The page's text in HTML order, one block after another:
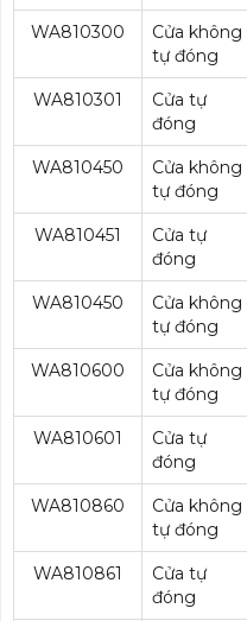
WA810300
Cửa không
tự đóng
WA810301
Cửa tự
đóng
WA810450
Cửa không
tự đóng
WA810451
Cửa tự
đóng
WA810450
Cửa không
tự đóng
WA810600
Cửa không
tự đóng
WA810601
Cửa tự
đóng
WA810860
Cửa không
tự đóng
WA810861
Cửa tự
đóng